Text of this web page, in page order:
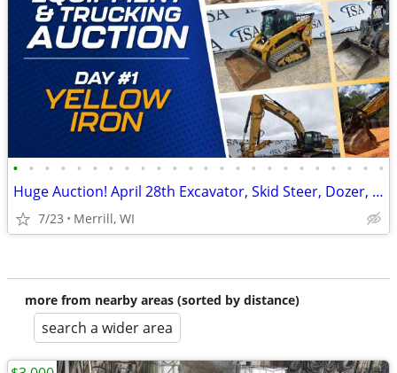
• • • • • • • • • • • • • • • • • • • • • • • •
Huge Auction! April 28th Excavator, Skid Steer, Dozer, Pickup, Tractor
7/23 Merrill, WI
more from nearby areas (sorted by distance)
search a wider area